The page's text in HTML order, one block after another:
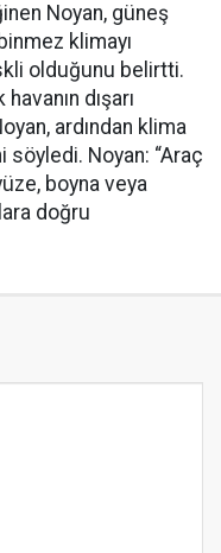
Noyan, güneş
klimayı
olduğunu belirtti.
dışarı
ardından klima
söyledi. Noyan: “Araç
boyna veya
doğru